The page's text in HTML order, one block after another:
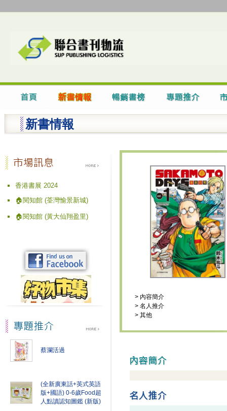
新書情報
香港書展 2024
🏠閱知館 (荃灣愉景新城)
🏠閱知館 (黃大仙翔盈里)
蔡瀾活過
(全新廣東話+英式英語
版+國語) 0-6歲Food超
人點讀認知圖鑑 (新版)
> 內容簡介
> 名人推介
> 其他